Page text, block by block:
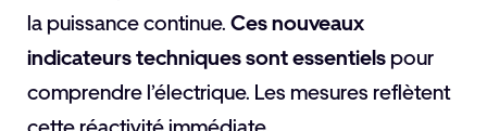
la puissance continue. Ces nouveaux
indicateurs techniques sont essentiels pour
comprendre l’électrique. Les mesures reflètent